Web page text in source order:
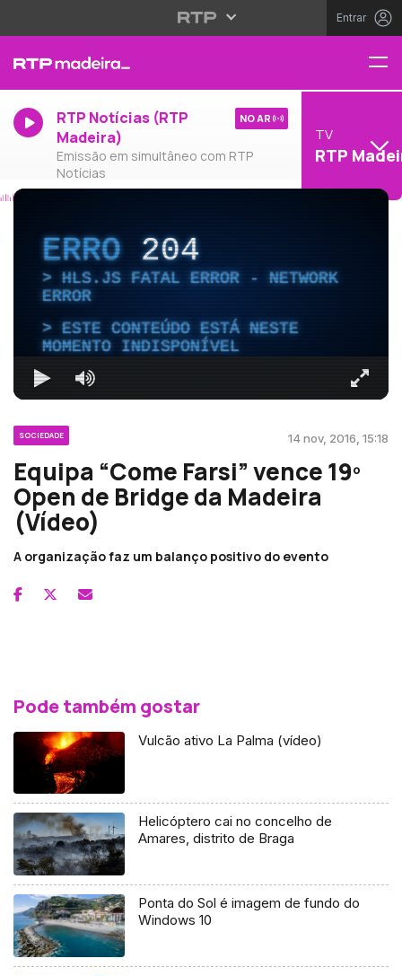
Entrar
RTP Notícias (RTP
Madeira)
Emissão em simultâneo com RTP
Notícias
NO AR
TV
RTP
ERRO204
HLS.JS FATAL ERROR - NETWORK
ERROR
ESTE CONTEÚDO ESTÁ NESTE
MOMENTO INDISPONÍVEL
SOCIEDADE 14 nov, 2016, 15:18
Equipa “Come Farsi” vence 19º
Open de Bridge da Madeira
(Vídeo)
A organização faz um balanço positivo do evento
Pode também gostar
Vulcão ativo La Palma (vídeo)
Helicóptero cai no concelho de
Amares, distrito de Braga
Ponta do Sol é imagem de fundo do
Windows 10